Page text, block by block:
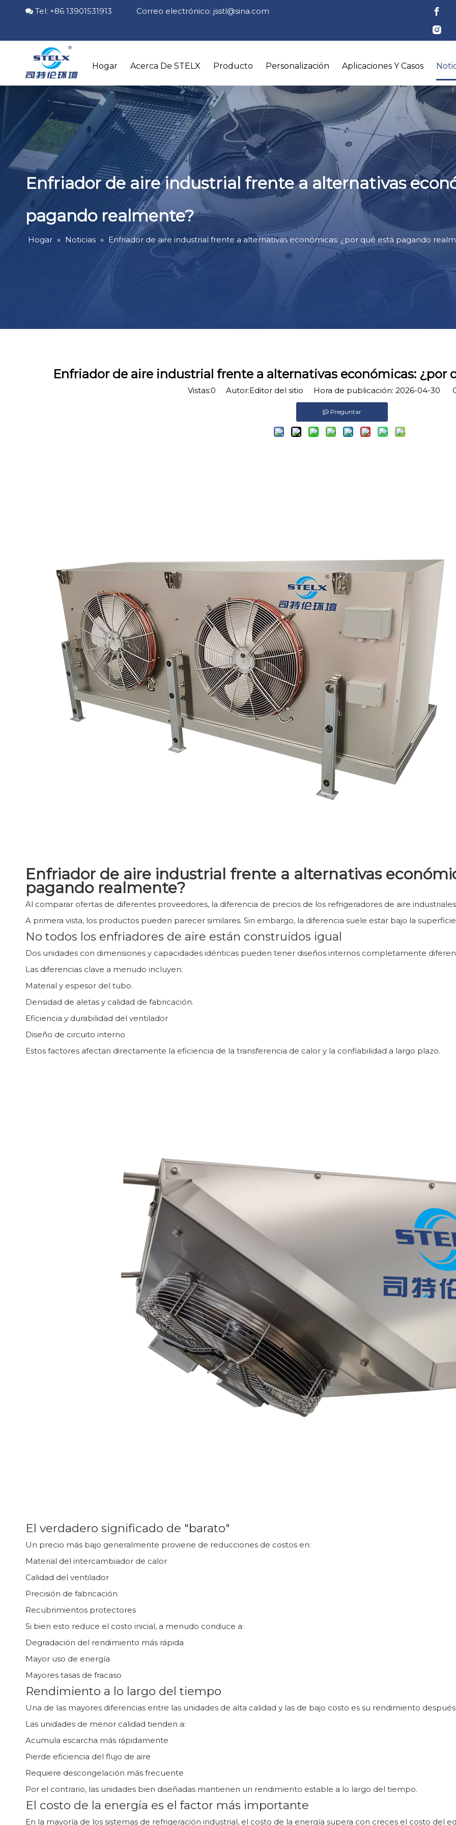
 Tel: +86 13901531913 Correo electrónico: jsstl@sina.com
Hogar Acerca De STELX Producto Personalización Aplicaciones Y Casos
Enfriador de aire industrial frente a alternativas
pagando realmente?
Hogar » Noticias » Enfriador de aire industrial frente a alternativas económicas: ¿por qué está pagando
Enfriador de aire industrial frente a alternativas económicas: ¿por
Vistas:0 Autor:Editor del sitio Hora de publicación: 2026-04-30
Preguntar
Enfriador de aire industrial frente a alternativas
pagando realmente?
Al comparar ofertas de diferentes proveedores, la diferencia de precios de los refrigeradores de aire
A primera vista, los productos pueden parecer similares. Sin embargo, la diferencia suele estar bajo la
No todos los enfriadores de aire están construidos igual
Dos unidades con dimensiones y capacidades idénticas pueden tener diseños internos completamente
Las diferencias clave a menudo incluyen:
Material y espesor del tubo.
Densidad de aletas y calidad de fabricación.
Eficiencia y durabilidad del ventilador
Diseño de circuito interno
Estos factores afectan directamente la eficiencia de la transferencia de calor y la confiabilidad a largo plazo.
El verdadero significado de "barato"
Un precio más bajo generalmente proviene de reducciones de costos en:
Material del intercambiador de calor
Calidad del ventilador
Precisión de fabricación
Recubrimientos protectores
Si bien esto reduce el costo inicial, a menudo conduce a:
Degradación del rendimiento más rápida
Mayor uso de energía
Mayores tasas de fracaso
Rendimiento a lo largo del tiempo
Una de las mayores diferencias entre las unidades de alta calidad y las de bajo costo es su rendimiento
Las unidades de menor calidad tienden a:
Acumula escarcha más rápidamente
Pierde eficiencia del flujo de aire
Requiere descongelación más frecuente
Por el contrario, las unidades bien diseñadas mantienen un rendimiento estable a lo largo del tiempo.
El costo de la energía es el factor más importante
En la mayoría de los sistemas de refrigeración industrial, el costo de la energía supera con creces el costo del